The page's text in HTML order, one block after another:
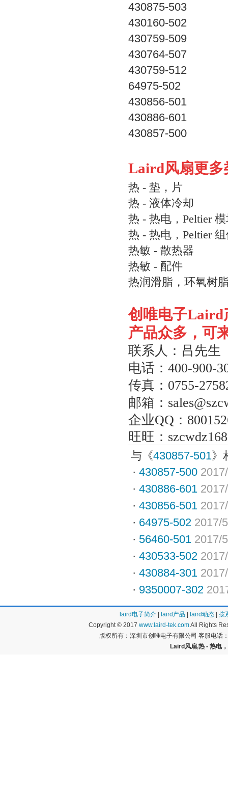
430875-503
430160-502
430759-509
430764-507
430759-512
64975-502
430856-501
430886-601
430857-500
Laird风扇更多
热 - 垫，片
热 - 液体冷却
热 - 热电，Peltier
热 - 热电，Peltier
热敏 - 散热器
热敏 - 配件
热润滑脂，环氧树
创唯电子Laird
产品众多，可
联系人：吕先生
电话： 400-900-
传真： 0755-
邮箱：
企业QQ ：
旺旺：
与《430857-501》
· 430857-500
· 430886-601
· 430856-501
· 64975-502 2017/
· 56460-501 2017/
· 430533-502
· 430884-301
· 9350007-302
laird电子简介 laird产品 laird动态
按
Copyright © 2017 www.laird-tek.comAll Rights
版权所有：深圳市创唯电子有限公司 客服电话
Laird风扇,热 - 热电